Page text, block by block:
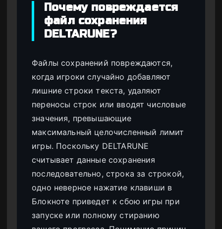
Почему повреждается
файл сохранения
DELTARUNE?
Файлы сохранений повреждаются,
когда игроки случайно добавляют
лишние строки текста, удаляют
переносы строк или вводят числовые
значения, превышающие
максимальный целочисленный лимит
игры. Поскольку DELTARUNE
считывает данные сохранения
последовательно, строка за строкой,
одно неверное нажатие клавиши в
Блокноте приведет к сбою игры при
запуске или полному стиранию